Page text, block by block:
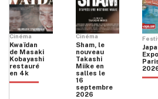
Cinéma
Kwaïdan
de Masaki
Kobayashi
restauré
en 4k
Cinéma
Sham, le
nouveau
Takashi
Miike en
salles le
16
septembre
2026
Expo